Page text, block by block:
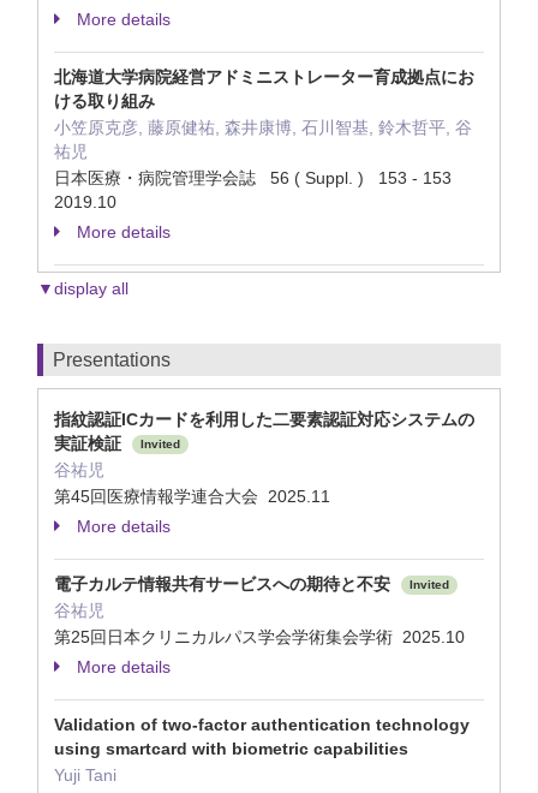
More details
北海道大学病院経営アドミニストレーター育成拠点にお
ける取り組み
小笠原克彦, 藤原健祐, 森井康博, 石川智基, 鈴木哲平, 谷
祐児
日本医療・病院管理学会誌 56 ( Suppl. ) 153 - 153
2019.10
More details
▼display all
Presentations
指紋認証ICカードを利用した二要素認証対応システムの
実証検証
Invited
谷祐児
第45回医療情報学連合大会 2025.11
More details
電子カルテ情報共有サービスへの期待と不安 Invited
谷祐児
第25回日本クリニカルパス学会学術集会学術 2025.10
More details
Validation of two-factor authentication technology
using smartcard with biometric capabilities
Yuji Tani